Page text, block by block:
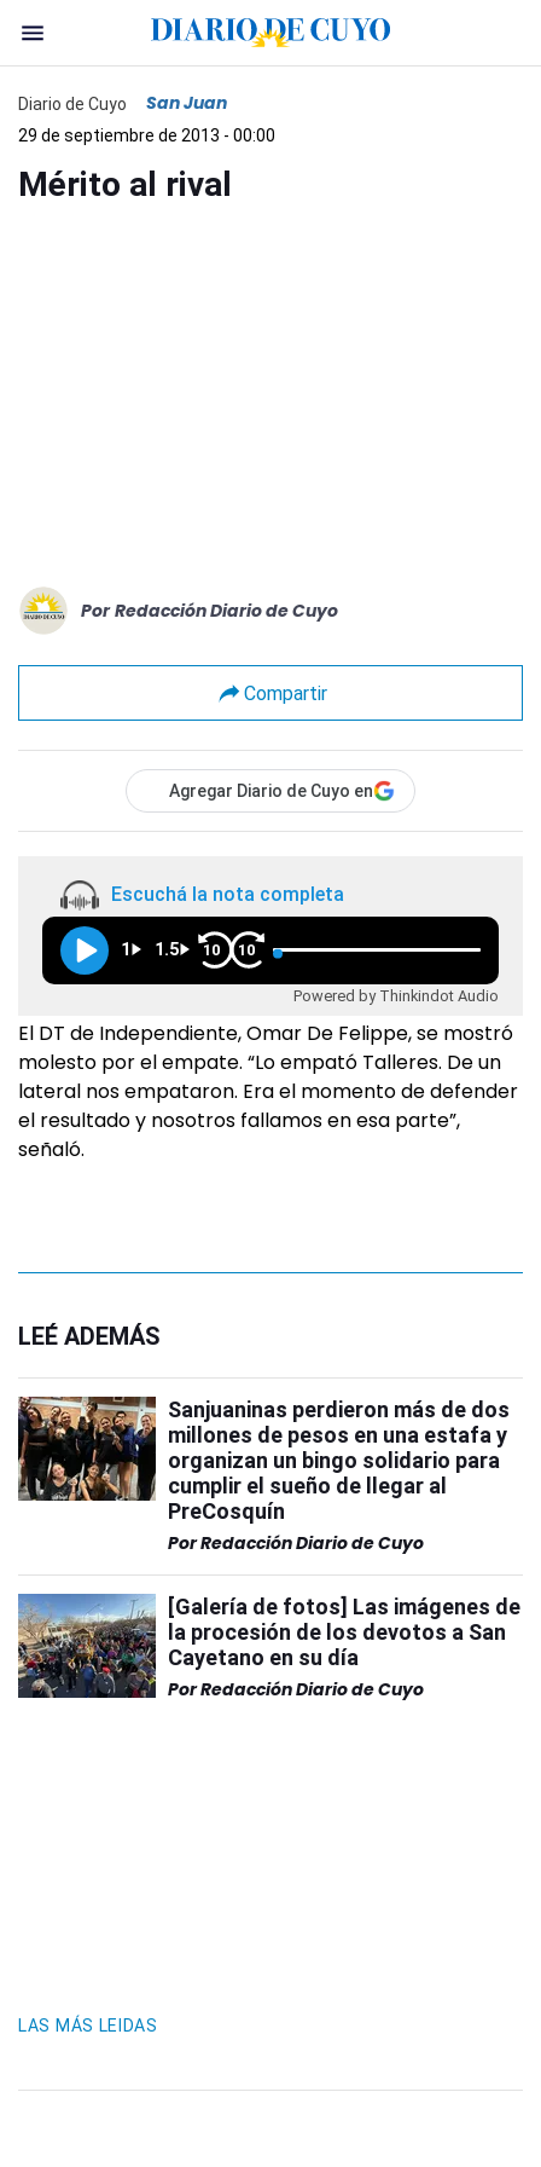
Diario de Cuyo San Juan
29 de septiembre de 2013 - 00:00
Mérito al rival
Por Redacción Diario de Cuyo
Compartir
Agregar Diario de Cuyo en
Escuchá la nota completa
1 1.5 10 10
Powered by Thinkindot Audio
El DT de Independiente, Omar De Felippe, se mostró
molesto por el empate. “Lo empató Talleres. De un
lateral nos empataron. Era el momento de defender
el resultado y nosotros fallamos en esa parte”,
señaló.
LEÉ ADEMÁS
Sanjuaninas perdieron más de dos
millones de pesos en una estafa y
organizan un bingo solidario para
cumplir el sueño de llegar al
PreCosquín
PorRedacción Diario de Cuyo
[Galería de fotos] Las imágenes de
la procesión de los devotos a San
Cayetano en su día
PorRedacción Diario de Cuyo
LAS MÁS LEIDAS